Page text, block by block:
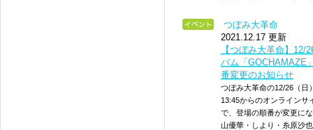
つぼみ大革命
2021.12.17 更新
【つぼみ大革命】12/
バム「GOCHAMAZE
番変更のお知らせ
つぼみ大革命の12/26（日
13:45からのオンラインサ
で、登場の順番が変更に
山優華・しより・糸原沙